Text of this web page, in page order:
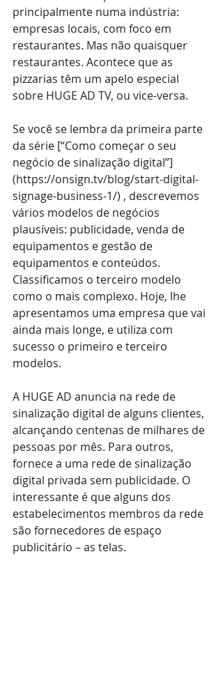
principalmente numa indústria:
empresas locais, com foco em
restaurantes. Mas não quaisquer
restaurantes. Acontece que as
pizzarias têm um apelo especial
sobre HUGE AD TV, ou vice-versa.
Se você se lembra da primeira parte
da série [“Como começar o seu
negócio de sinalização digital”]
(https://onsign.tv/blog/start-digital-
signage-business-1/) , descrevemos
vários modelos de negócios
plausíveis: publicidade, venda de
equipamentos e gestão de
equipamentos e conteúdos.
Classificamos o terceiro modelo
como o mais complexo. Hoje, lhe
apresentamos uma empresa que vai
ainda mais longe, e utiliza com
sucesso o primeiro e terceiro
modelos.
A HUGE AD anuncia na rede de
sinalização digital de alguns clientes,
alcançando centenas de milhares de
pessoas por mês. Para outros,
fornece a uma rede de sinalização
digital privada sem publicidade. O
interessante é que alguns dos
estabelecimentos membros da rede
são fornecedores de espaço
publicitário – as telas.